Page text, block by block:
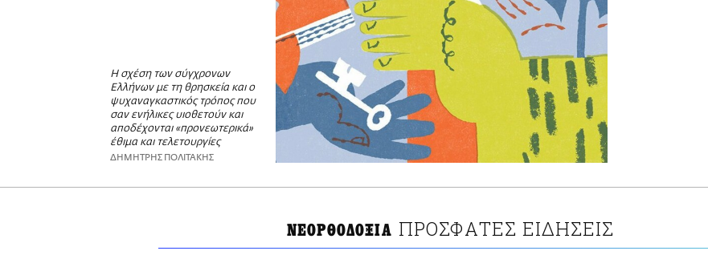
Η σχέση των σύγχρονων
Ελλήνων με τη θρησκεία και ο
ψυχαναγκαστικός τρόπος που
σαν ενήλικες υιοθετούν και
αποδέχονται «προνεωτερικά»
έθιμα και τελετουργίες
ΔΗΜΗΤΡΗΣ ΠΟΛΙΤΑΚΗΣ
ΝΕΟΡΘΟΔΟΞΙΑ ΠΡΟΣΦΑΤΕΣ ΕΙΔΗΣΕΙΣ